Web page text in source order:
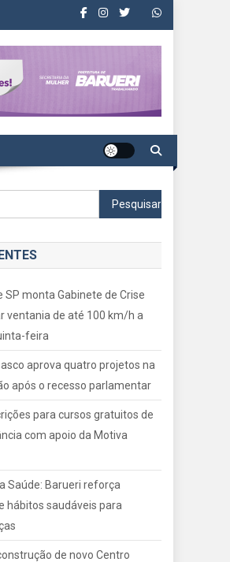
Pesquisar
por:
SP monta Gabinete de Crise
ventania de até 100 km/h a
feira
aprova quatro projetos na
após o recesso parlamentar
para cursos gratuitos de
com apoio da Motiva
Saúde: Barueri reforça
hábitos saudáveis para
de novo Centro